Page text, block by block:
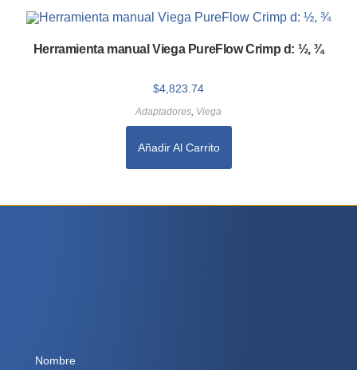
Herramienta manual Viega PureFlow Crimp d: ½, ¾
$4,823.74
Adaptadores, Viega
Añadir Al Carrito